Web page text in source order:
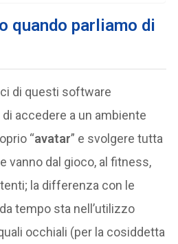
quando parliamo di
di questi software
accedere a un ambiente
“avatar” e svolgere tutta
vanno dal gioco, al fitness,
la differenza con le
tempo sta nell’utilizzo
occhiali (per la cosiddetta